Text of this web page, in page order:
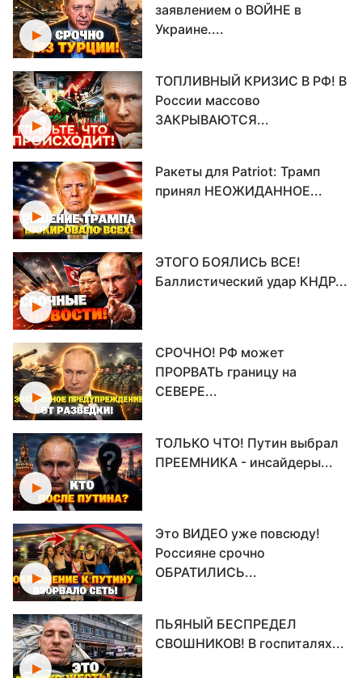
заявлением о ВОЙНЕ в
Украине....
ТОПЛИВНЫЙ КРИЗИС В РФ! В
России массово
ЗАКРЫВАЮТСЯ...
Ракеты для Patriot: Трамп
принял НЕОЖИДАННОЕ...
ЭТОГО БОЯЛИСЬ ВСЕ!
Баллистический удар КНДР...
СРОЧНО! РФ может
ПРОРВАТЬ границу на
СЕВЕРЕ...
ТОЛЬКО ЧТО! Путин выбрал
ПРЕЕМНИКА - инсайдеры...
Это ВИДЕО уже повсюду!
Россияне срочно
ОБРАТИЛИСЬ...
ПЬЯНЫЙ БЕСПРЕДЕЛ
СВОШНИКОВ! В госпиталях...